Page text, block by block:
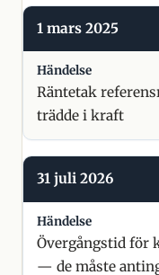
1 mars 2025
Räntetak
trädde i kraft
31 juli 2026
Övergångstid
— de måste